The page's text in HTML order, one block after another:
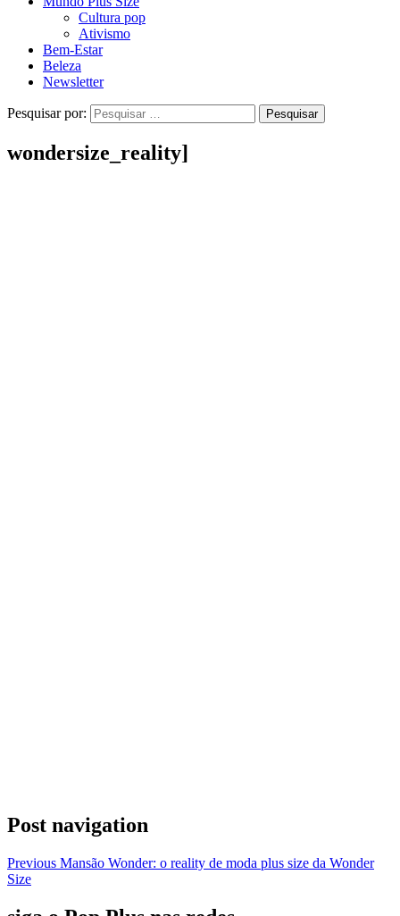
Cultura pop
Ativismo
Bem-Estar
Beleza
Newsletter
Pesquisar por:
wondersize_reality]
Post navigation
Previous Mansão Wonder: o reality de moda plus size da Wonder
Size